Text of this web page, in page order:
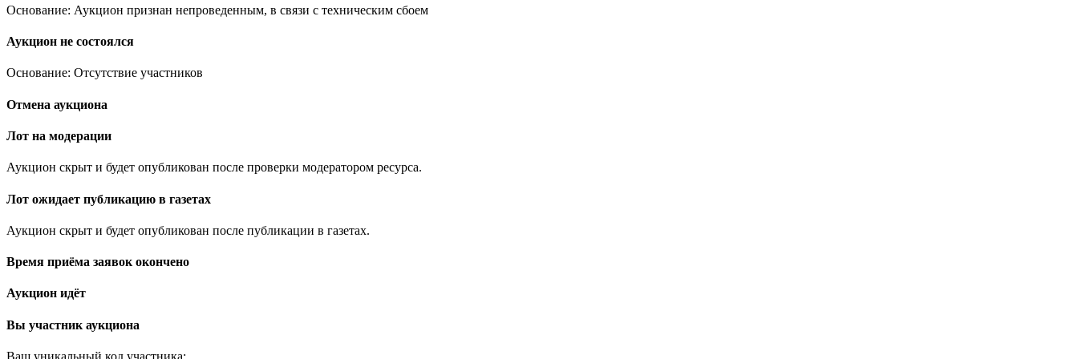
Основание: Аукцион признан непроведенным, в связи с техническим сбоем
Аукцион не состоялся
Основание: Отсутствие участников
Отмена аукциона
Лот на модерации
Аукцион скрыт и будет опубликован после проверки модератором ресурса.
Лот ожидает публикацию в газетах
Аукцион скрыт и будет опубликован после публикации в газетах.
Время приёма заявок окончено
Аукцион идёт
Вы участник аукциона
Ваш уникальный код участника: .